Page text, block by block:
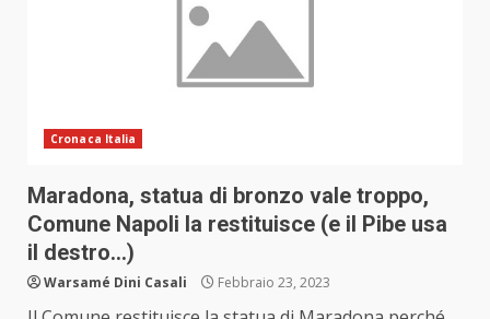
Cronaca Italia
Maradona, statua di bronzo vale troppo,
Comune Napoli la restituisce (e il Pibe usa
il destro…)
Warsamé Dini Casali Febbraio 23, 2023